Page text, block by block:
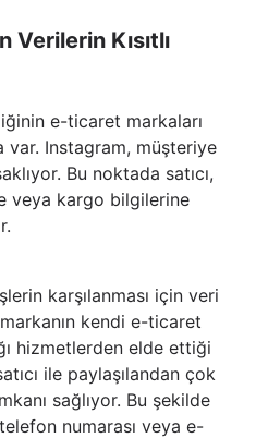
Verilerin Kısıtlı
e-ticaret markaları
var. Instagram, müşteriye
Bu noktada satıcı,
veya kargo bilgilerine
karşılanması için veri
kendi e-ticaret
hizmetlerden elde ettiği
ile paylaşılandan çok
sağlıyor. Bu şekilde
numarası veya e-